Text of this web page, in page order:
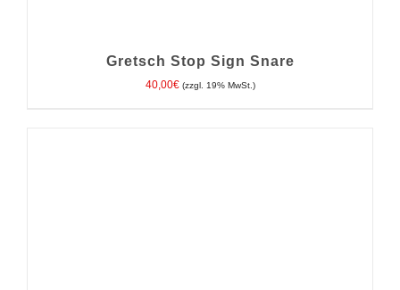
Gretsch Stop Sign Snare
40,00€ (zzgl. 19% MwSt.)